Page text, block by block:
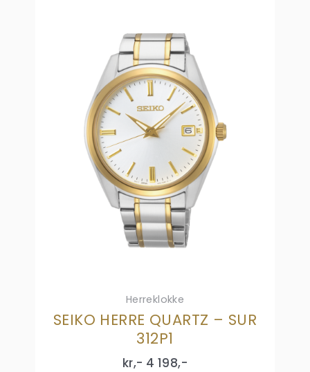
Herreklokke
SEIKO HERRE QUARTZ – SUR
312P1
kr,- 4 198,-